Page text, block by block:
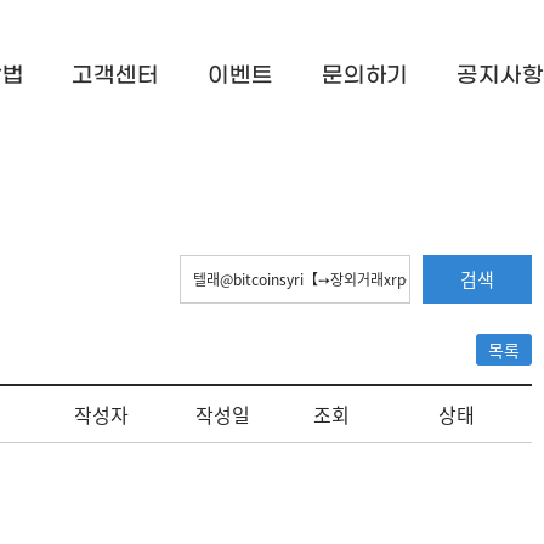
고객센터 이벤트 문의하기 공지사항
검색
목록
작성자 작성일 조회 상태